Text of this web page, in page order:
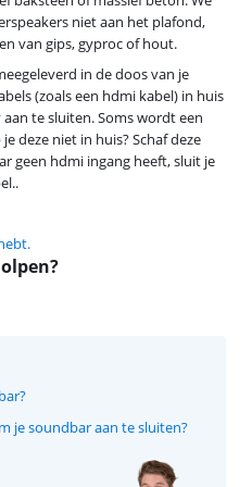
niet aan het plafond,
van gips, gyproc of hout.
in de doos van je
(zoals een hdmi kabel) in huis
te sluiten. Soms wordt een
deze niet in huis? Schaf deze
geen hdmi ingang heeft, sluit je
je soundbar aan te sluiten?